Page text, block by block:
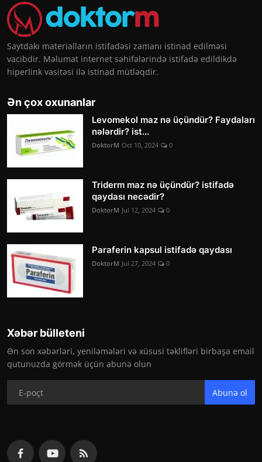
Saytdakı materialların istifadəsi zamanı istinad edilməsi
vacibdir. Məlumat internet səhifələrində istifadə edildikdə
hiperlink vasitəsi ilə istinad mütləqdir.
Ən çox oxunanlar
Levomekol maz nə üçündür? Faydaları
nələrdir? ist...
DoktorM Oct 10, 2024 0
Triderm maz nə üçündür? istifadə
qaydası necədir?
DoktorM Jul 12, 2024 0
Paraferin kapsul istifadə qaydası
DoktorM Jul 27, 2024 0
Xəbər bülleteni
Ən son xəbərləri, yeniləmələri və xüsusi təklifləri birbaşa email
qutunuzda görmək üçün abunə olun
Abunə ol